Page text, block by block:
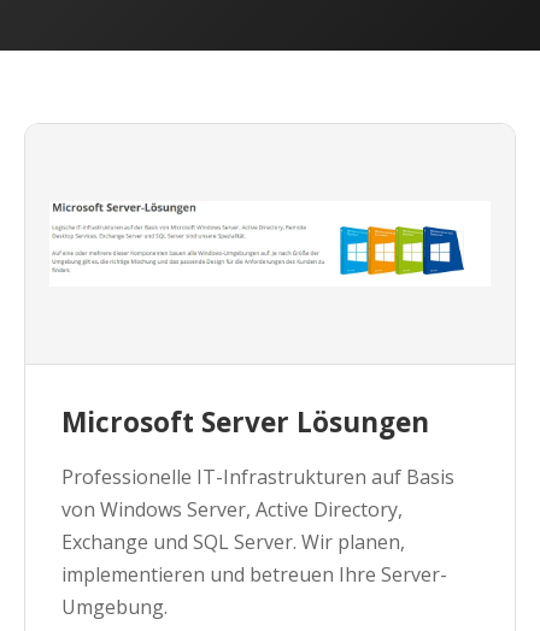
Microsoft Server Lösungen
Professionelle IT-Infrastrukturen auf Basis
von Windows Server, Active Directory,
Exchange und SQL Server. Wir planen,
implementieren und betreuen Ihre Server-
Umgebung.